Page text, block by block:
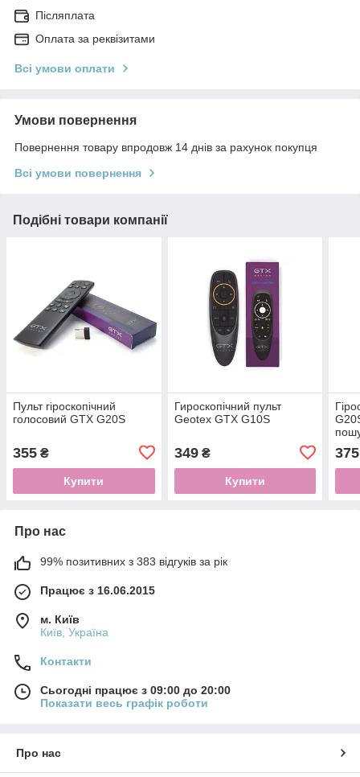
Післяплата
Оплата за реквізитами
Всі умови оплати
Умови повернення
Повернення товару впродовж 14 днів за рахунок покупця
Всі умови повернення
Подібні товари компанії
Пульт гіроскопічний
голосовий GTX G20S
355 ₴
Купити
Гироскопічний пульт
Geotex GTX G10S
349₴
Купити
375
Про нас
99% позитивних з 383 відгуків за рік
Працює з 16.06.2015
м. Київ
Київ, Україна
Контакти
Сьогодні працює з 09:00 до 20:00
Показати весь графік роботи
Про нас